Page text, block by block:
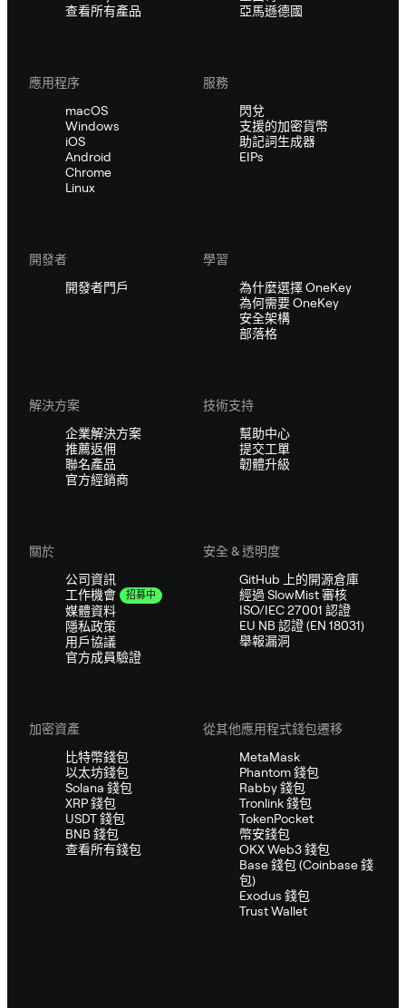
查看所有產品
亞馬遜德國
應用程序
macOS
Windows
iOS
Android
Chrome
Linux
服務
閃兌
支援的加密貨幣
助記詞生成器
EIPs
開發者
開發者門戶
學習
為什麼選擇 OneKey
為何需要 OneKey
安全架構
部落格
解決方案
企業解決方案
推薦返佣
聯名產品
官方經銷商
技術支持
幫助中心
提交工單
韌體升級
關於
公司資訊
工作機會
招募中
媒體資料
隱私政策
用戶協議
官方成員驗證
安全 & 透明度
GitHub 上的開源倉庫
經過 SlowMist 審核
ISO/IEC 27001 認證
EU NB 認證 (EN 18031)
舉報漏洞
加密資產
比特幣錢包
以太坊錢包
Solana 錢包
XRP 錢包
USDT 錢包
BNB 錢包
查看所有錢包
從其他應用程式錢包遷移
MetaMask
Phantom 錢包
Rabby 錢包
Tronlink 錢包
TokenPocket
幣安錢包
OKX Web3 錢包
Base 錢包 (Coinbase 錢
包)
Exodus 錢包
Trust Wallet